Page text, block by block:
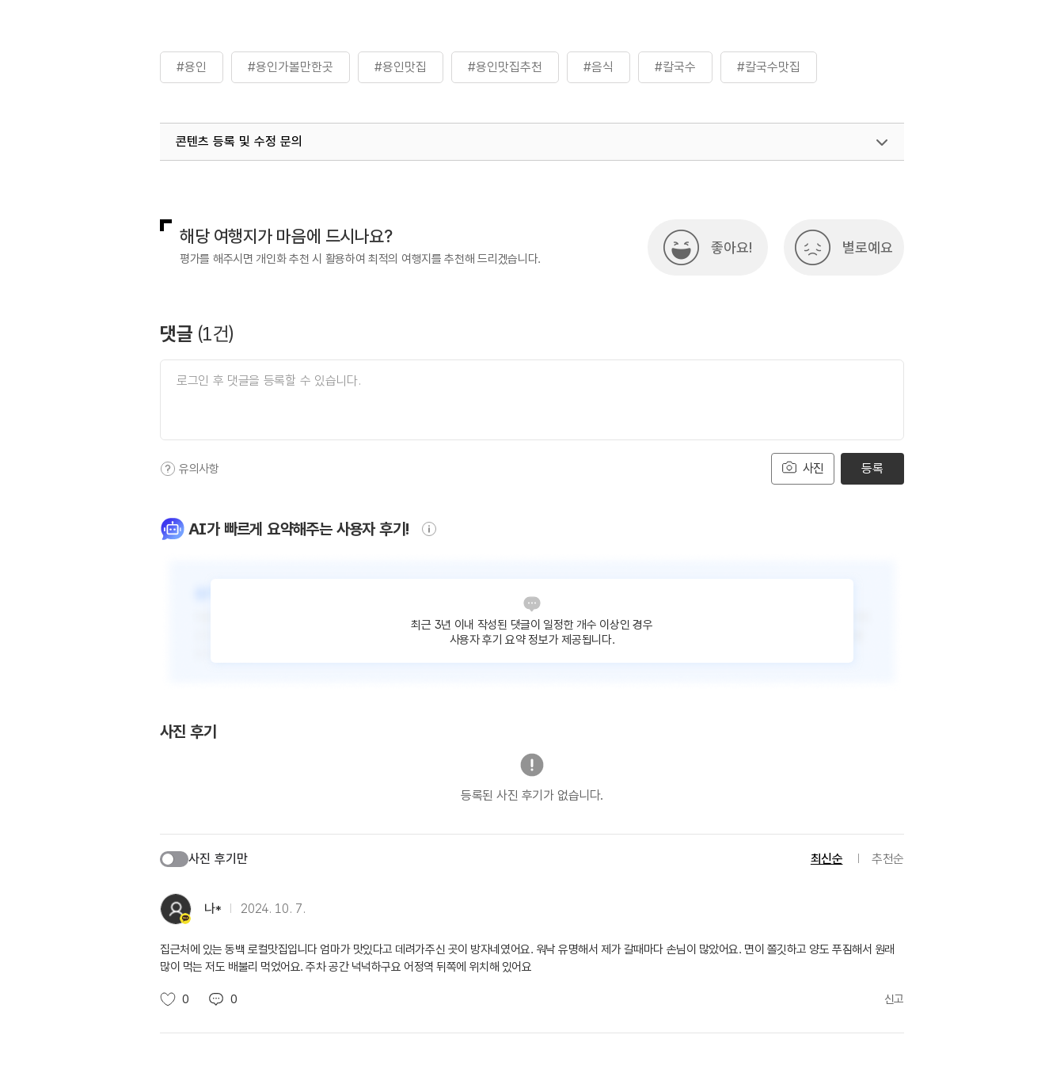
#용인 #용인가볼만한곳 #용인맛집 #용인맛집추천 #음식 #칼국수 #칼국수맛집
콘텐츠 등록 및 수정 문의
해당 여행지가 마음에 드시나요?
평가를 해주시면 개인화 추천 시 활용하여 최적의 여행지를 추천해 드리겠습니다.
좋아요! 별로예요
댓글 (1건)
사진
유의사항 등록
AI가 빠르게 요약해주는 사용자 후기!
최근 3년 이내 작성된 댓글이 일정한 개수 이상인 경우
사용자 후기 요약 정보가 제공됩니다.
사진 후기
등록된 사진 후기가 없습니다.
사진 후기만 최신순 추천순
나* 2024. 10. 7.
집근처에 있는 동백 로컬맛집입니다 엄마가 맛있다고 데려가주신 곳이 방자네였어요. 워낙 유명해서 제가 갈때마다 손님이 많았어요. 면이 쫄깃하고 양도 푸짐해서 원래
많이 먹는 저도 배불리 먹었어요. 주차 공간 넉넉하구요 어정역 뒤쪽에 위치해 있어요
0 0 신고